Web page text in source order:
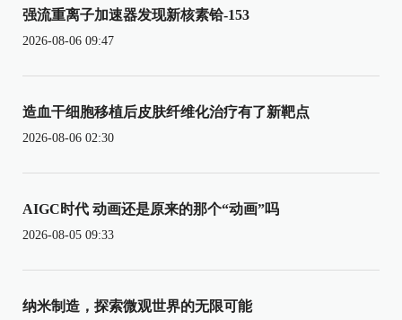
强流重离子加速器发现新核素铪-153
2026-08-06 09:47
造血干细胞移植后皮肤纤维化治疗有了新靶点
2026-08-06 02:30
AIGC时代 动画还是原来的那个“动画”吗
2026-08-05 09:33
纳米制造，探索微观世界的无限可能